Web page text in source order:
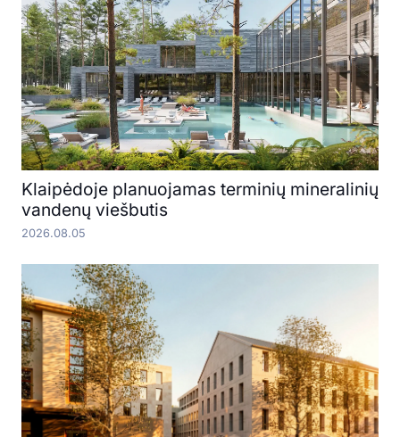
Klaipėdoje planuojamas terminių mineralinių
vandenų viešbutis
2026.08.05